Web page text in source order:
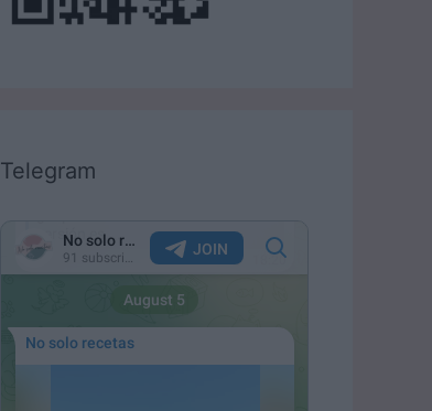
Telegram